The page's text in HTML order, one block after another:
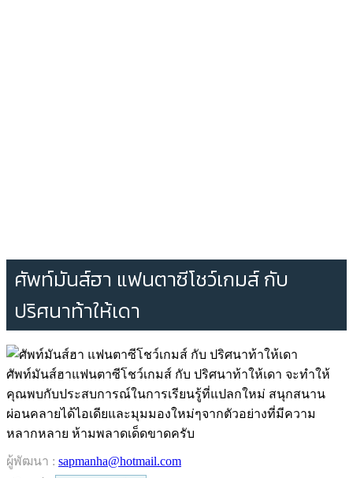
ศัพท์มันส์ฮา แฟนตาซีโชว์เกมส์ กับ
ปริศนาท้าให้เดา
ศัพท์มันส์ฮาแฟนตาซีโชว์เกมส์ กับ ปริศนาท้าให้เดา จะทำให้
คุณพบกับประสบการณ์ในการเรียนรู้ที่แปลกใหม่ สนุกสนาน
ผ่อนคลายได้ไอเดียและมุมมองใหม่ๆจากตัวอย่างที่มีความ
หลากหลาย ห้ามพลาดเด็ดขาดครับ
ผู้พัฒนา : sapmanha@hotmail.com